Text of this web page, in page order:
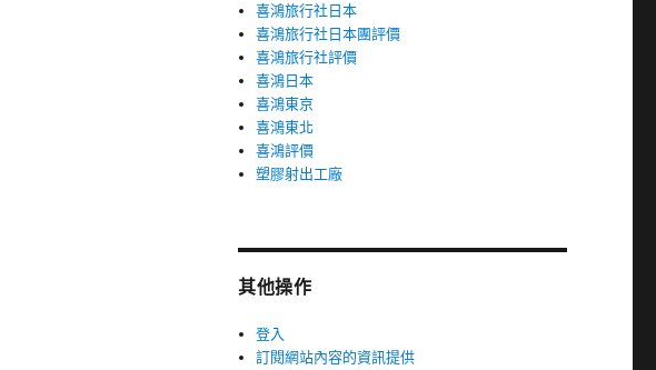
喜鴻旅行社日本
喜鴻旅行社日本團評價
喜鴻旅行社評價
喜鴻日本
喜鴻東京
喜鴻東北
喜鴻評價
塑膠射出工廠
其他操作
登入
訂閱網站內容的資訊提供